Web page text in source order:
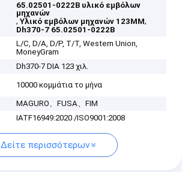
65.02501-0222B υλικό εμβόλων
μηχανών
,Υλικό εμβόλων μηχανών 123MM,
Dh370-7 65.02501-0222B
L/C, D/A, D/P, T/T, Western Union,
MoneyGram
Dh370-7 DIA 123 χιλ.
10000 κομμάτια το μήνα
MAGURO、FUSA、FIM
IATF16949:2020 /ISO9001:2008
Δείτε περισσότερων